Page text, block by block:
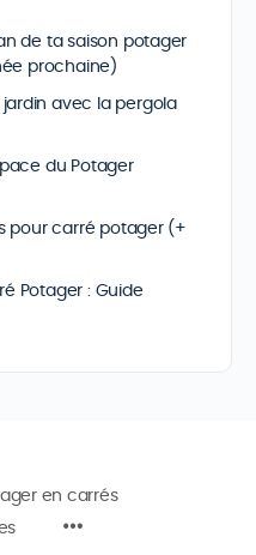
de ta saison potager
prochaine)
avec la pergola
du Potager
pour carré potager (+
Potager : Guide
en carrés